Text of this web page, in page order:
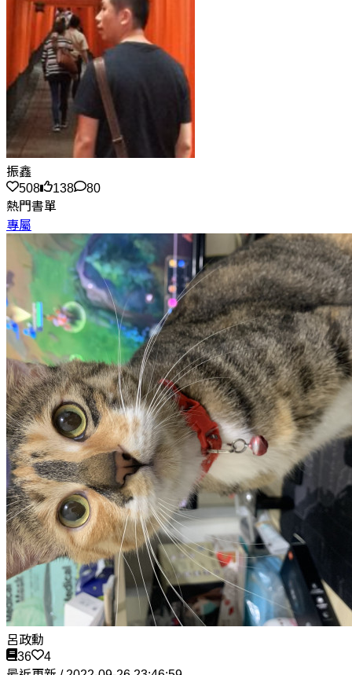
振鑫
508
138
80
熱門書單
專屬
呂政勳
36
4